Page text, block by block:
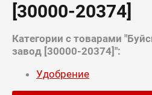
[30000-20374]
Категории с товарами
завод [30000-20374]":
Удобрение